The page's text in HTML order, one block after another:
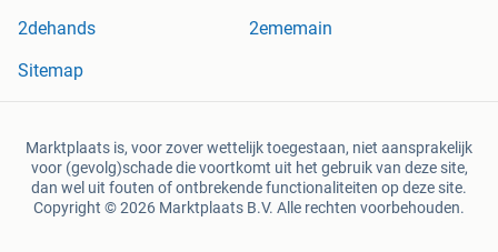
2dehands
2ememain
Sitemap
Marktplaats is, voor zover wettelijk toegestaan, niet aansprakelijk
voor (gevolg)schade die voortkomt uit het gebruik van deze site,
dan wel uit fouten of ontbrekende functionaliteiten op deze site.
Copyright © 2026 Marktplaats B.V. Alle rechten voorbehouden.